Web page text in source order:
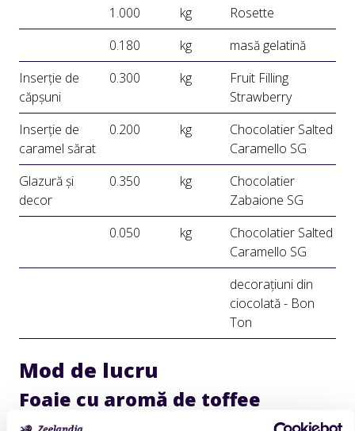
1.000
kg
Rosette
0.180
kg
masă gelatină
Inserție de
căpșuni
0.300 kg
Fruit Filling
Strawberry
Inserție de
caramel sărat
0.200 kg
Chocolatier Salted
Caramello SG
Glazură și
decor
0.350 kg
Chocolatier
Zabaione SG
0.050
kg
Chocolatier Salted
Caramello SG
decorațiuni din
ciocolată - Bon
Ton
Mod de lucru
Foaie cu aromă de toffee
Toate ingredientele se mixează, mai puțin uleiul, cu